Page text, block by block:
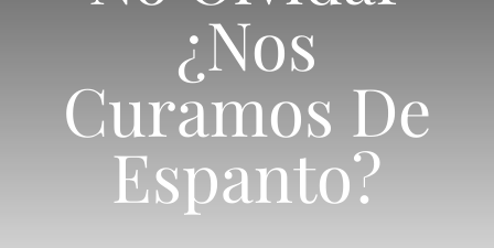
¿Nos
Curamos De
Espanto?